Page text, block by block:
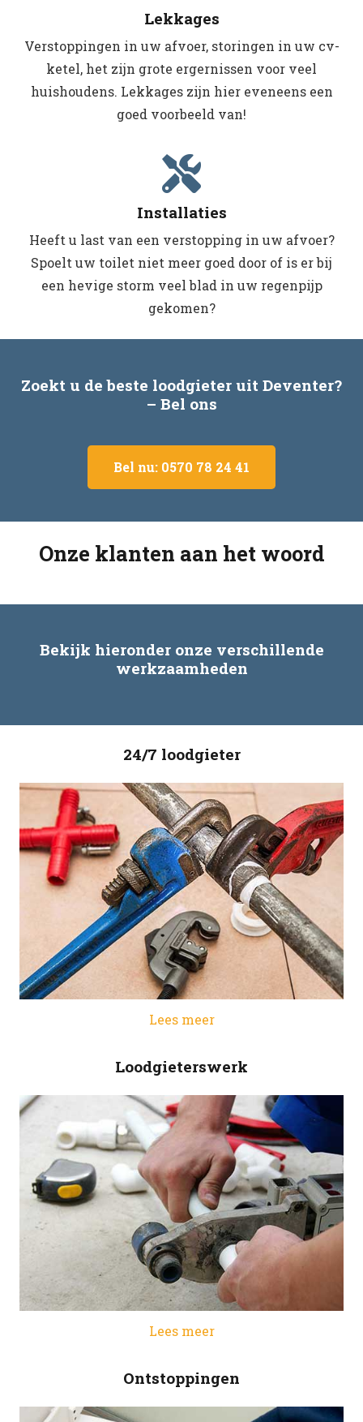
Lekkages
Verstoppingen in uw afvoer, storingen in uw cv-
ketel, het zijn grote ergernissen voor veel
huishoudens. Lekkages zijn hier eveneens een
goed voorbeeld van!
Installaties
Heeft u last van een verstopping in uw afvoer?
Spoelt uw toilet niet meer goed door of is er bij
een hevige storm veel blad in uw regenpijp
gekomen?
Zoekt u de beste loodgieter uit Deventer?
– Bel ons
Bel nu: 0570 78 24 41
Onze klanten aan het woord
Bekijk hieronder onze verschillende
werkzaamheden
24/7 loodgieter
Lees meer
Loodgieterswerk
Lees meer
Ontstoppingen